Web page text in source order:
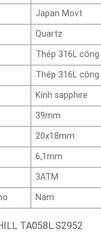
Japan Movt
Quartz
Thép 316L công
Thép 316L công
Kính sapphire
39mm
20x18mm
6,1mm
3ATM
Nam
TA058L.S2952